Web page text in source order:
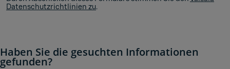
Datenschutzrichtlinien zu.
Haben Sie die gesuchten Informationen
gefunden?